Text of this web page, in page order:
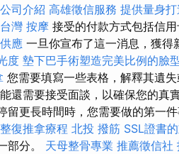
司介紹 高雄徵信服務 提供量身
台灣 按摩 接受的付款方式包括信
應 一旦你宣布了這一消息，獲得
度 墊下巴手術塑造完美比例的臉
您需要填寫一些表格，解釋其遺
還需要接受面談，以確保您的真
留更長時間時，您需要做的第一
整復推拿療程 北投 撥筋 SSL證書
部分。 天母整骨專業 推薦徵信社